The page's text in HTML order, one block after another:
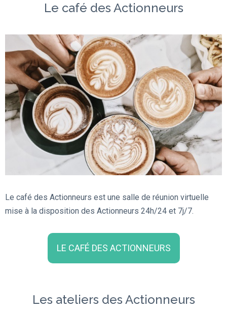
Le café des Actionneurs
Le café des Actionneurs est une salle de réunion virtuelle
mise à la disposition des Actionneurs 24h/24 et 7j/7.
LE CAFÉ DES ACTIONNEURS
Les ateliers des Actionneurs